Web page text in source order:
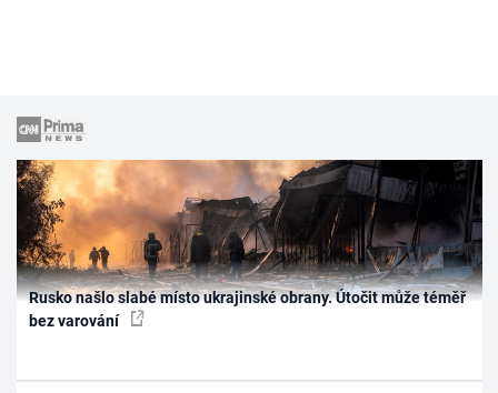
Rusko našlo slabé místo ukrajinské obrany. Útočit může téměř
bez varování